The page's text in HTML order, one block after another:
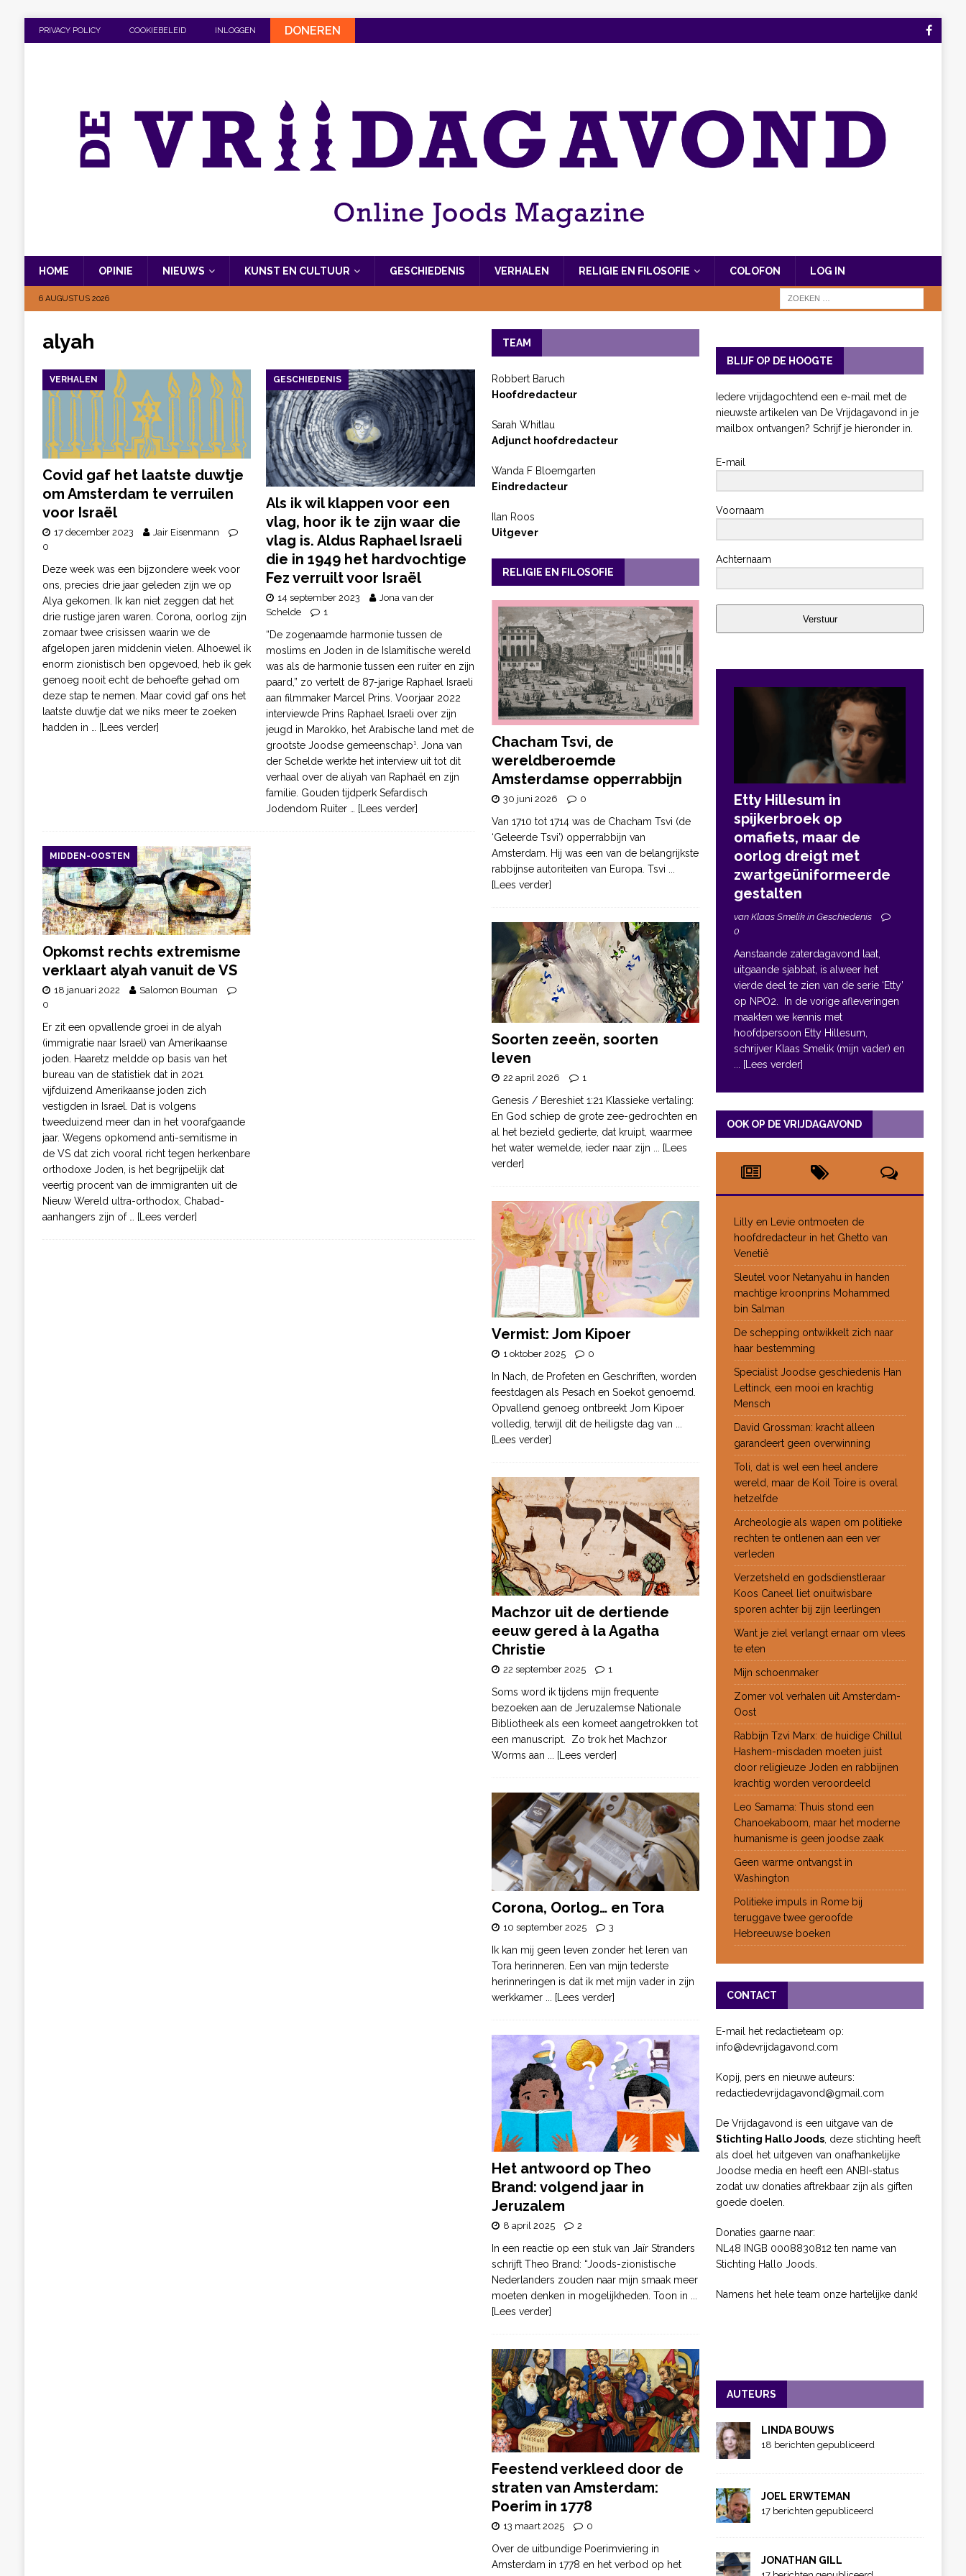
PRIVACY POLICY COOKIEBELEID INLOGGEN DONEREN
HOME OPINIE NIEUWS KUNST EN CULTUUR GESCHIEDENIS VERHALEN RELIGIE EN FILOSOFIE COLOFON LOG IN
6 AUGUSTUS 2026
alyah
VERHALEN
Covid gaf het laatste duwtje
om Amsterdam te verruilen
voor Israël
17 december 2023
Jair Eisenmann
0
Deze week was een bijzondere week voor
ons, precies drie jaar geleden zijn we op
Alya gekomen. Ik kan niet zeggen dat het
drie rustige jaren waren. Corona, oorlog zijn
zomaar twee crisissen waarin we de
afgelopen jaren middenin vielen. Alhoewel ik
enorm zionistisch ben opgevoed, heb ik gek
genoeg nooit echt de behoefte gehad om
deze stap te nemen. Maar covid gaf ons het
laatste duwtje dat we niks meer te zoeken
hadden in
… [Lees verder]
GESCHIEDENIS
Als ik wil klappen voor een
vlag, hoor ik te zijn waar die
vlag is. Aldus Raphael Israeli
die in 1949 het hardvochtige
Fez verruilt voor Israël
14 september 2023
Jona van der
Schelde
1
“De zogenaamde harmonie tussen de
moslims en Joden in de Islamitische wereld
was als de harmonie tussen een ruiter en zijn
paard,” zo vertelt de 87-jarige Raphael Israeli
aan filmmaker Marcel Prins. Voorjaar 2022
interviewde Prins Raphael Israeli over zijn
jeugd in Marokko, het Arabische land met de
grootste Joodse gemeenschap¹. Jona van
der Schelde werkte het interview uit tot dit
verhaal over de aliyah van Raphaël en zijn
familie. Gouden tijdperk Sefardisch
Jodendom Ruiter
… [Lees verder]
MIDDEN-OOSTEN
Opkomst rechts extremisme
verklaart alyah vanuit de VS
18 januari 2022
Salomon Bouman
0
Er zit een opvallende groei in de alyah
(immigratie naar Israel) van Amerikaanse
joden. Haaretz meldde op basis van het
bureau van de statistiek dat in 2021
vijfduizend Amerikaanse joden zich
vestigden in Israel. Dat is volgens
tweeduizend meer dan in het voorafgaande
jaar. Wegens opkomend anti-semitisme in
de VS dat zich vooral richt tegen herkenbare
orthodoxe Joden, is het begrijpelijk dat
veertig procent van de immigranten uit de
Nieuw Wereld ultra-orthodox, Chabad-
aanhangers zijn of
… [Lees verder]
TEAM
Robbert Baruch
Hoofdredacteur
Sarah Whitlau
Adjunct hoofdredacteur
Wanda F Bloemgarten
Eindredacteur
Ilan Roos
Uitgever
RELIGIE EN FILOSOFIE
Chacham Tsvi, de
wereldberoemde
Amsterdamse opperrabbijn
30 juni 2026 0
Van 1710 tot 1714 was de Chacham Tsvi (de
‘Geleerde Tsvi’) opperrabbijn van
Amsterdam. Hij was een van de belangrijkste
rabbijnse autoriteiten van Europa. Tsvi
[Lees verder]
Soorten zeeën, soorten
leven
22 april 2026 1
Genesis / Bereshiet 1:21 Klassieke vertaling:
En God schiep de grote zee-gedrochten en
al het bezield gedierte, dat kruipt, waarmee
het water wemelde, ieder naar zijn ... [Lees
verder]
Vermist: Jom Kipoer
1 oktober 2025 0
In Nach, de Profeten en Geschriften, worden
feestdagen als Pesach en Soekot genoemd.
Opvallend genoeg ontbreekt Jom Kipoer
volledig, terwijl dit de heiligste dag van
[Lees verder]
Machzor uit de dertiende
eeuw gered à la Agatha
Christie
22 september 2025 1
Soms word ik tijdens mijn frequente
bezoeken aan de Jeruzalemse Nationale
Bibliotheek als een komeet aangetrokken tot
een manuscript. Zo trok het Machzor
Worms aan ... [Lees verder]
Corona, Oorlog… en Tora
10 september 2025 3
Ik kan mij geen leven zonder het leren van
Tora herinneren. Een van mijn tederste
herinneringen is dat ik met mijn vader in zijn
werkkamer ... [Lees verder]
Het antwoord op Theo
Brand: volgend jaar in
Jeruzalem
8 april 2025 2
In een reactie op een stuk van Jaïr Stranders
schrijft Theo Brand: “Joods-zionistische
Nederlanders zouden naar mijn smaak meer
moeten denken in mogelijkheden. Toon in
[Lees verder]
Feestend verkleed door de
straten van Amsterdam:
Poerim in 1778
13 maart 2025 0
Over de uitbundige Poerimviering in
Amsterdam in 1778 en het verbod op het
BLIJF OP DE HOOGTE
Iedere vrijdagochtend een e-mail met de
nieuwste artikelen van De Vrijdagavond in je
mailbox ontvangen? Schrijf je hieronder in.
E-mail
Voornaam
Achternaam
Verstuur
Etty Hillesum in
spijkerbroek op
omafiets, maar de
oorlog dreigt met
zwartgeüniformeerde
gestalten
van Klaas Smelik in Geschiedenis
0
Aanstaande zaterdagavond laat,
uitgaande sjabbat, is alweer het
vierde deel te zien van de serie ‘Etty’
op NPO2. In de vorige afleveringen
maakten we kennis met
hoofdpersoon Etty Hillesum,
schrijver Klaas Smelik (mijn vader) en
... [Lees verder]
OOK OP DE VRIJDAGAVOND
Lilly en Levie ontmoeten de
hoofdredacteur in het Ghetto van
Venetië
Sleutel voor Netanyahu in handen
machtige kroonprins Mohammed
bin Salman
De schepping ontwikkelt zich naar
haar bestemming
Specialist Joodse geschiedenis Han
Lettinck, een mooi en krachtig
Mensch
David Grossman: kracht alleen
garandeert geen overwinning
Toli, dat is wel een heel andere
wereld, maar de Koil Toire is overal
hetzelfde
Archeologie als wapen om politieke
rechten te ontlenen aan een ver
verleden
Verzetsheld en godsdienstleraar
Koos Caneel liet onuitwisbare
sporen achter bij zijn leerlingen
Want je ziel verlangt ernaar om vlees
te eten
Mijn schoenmaker
Zomer vol verhalen uit Amsterdam-
Oost
Rabbijn Tzvi Marx: de huidige Chillul
Hashem-misdaden moeten juist
door religieuze Joden en rabbijnen
krachtig worden veroordeeld
Leo Samama: Thuis stond een
Chanoekaboom, maar het moderne
humanisme is geen joodse zaak
Geen warme ontvangst in
Washington
Politieke impuls in Rome bij
teruggave twee geroofde
Hebreeuwse boeken
CONTACT
E-mail het redactieteam op:
info@devrijdagavond.com
Kopij, pers en nieuwe auteurs:
redactiedevrijdagavond@gmail.com
De Vrijdagavond is een uitgave van de
Stichting Hallo Joods, deze stichting heeft
als doel het uitgeven van onafhankelijke
Joodse media en heeft een ANBI-status
zodat uw donaties aftrekbaar zijn als giften
goede doelen.
Donaties gaarne naar:
NL48 INGB 0008830812 ten name van
Stichting Hallo Joods.
Namens het hele team onze hartelijke dank!
AUTEURS
LINDA BOUWS
18 berichten gepubliceerd
JOEL ERWTEMAN
17 berichten gepubliceerd
JONATHAN GILL